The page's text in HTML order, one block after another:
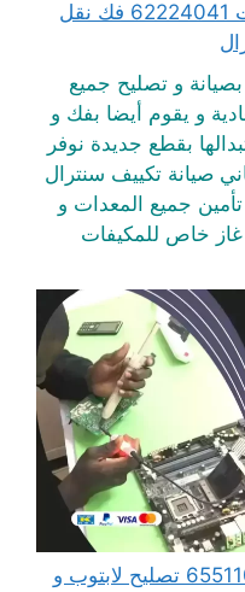
فني تكييف مركزي هندي الكويت 62224041 فك نقل
و تصليح جميع
و يقوم أيضا بفك و
بقطع جديدة نوفر
صيانة تكييف سنترال
جميع المعدات و
غاز خاص للمكيفات
مهندس كمبيوتر النويصيب 65511033 تصليح لابتوب و